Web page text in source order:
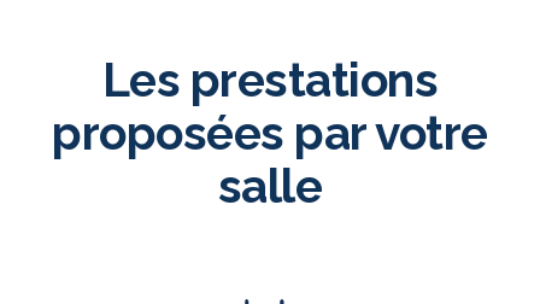
Les prestations
proposées par votre
salle